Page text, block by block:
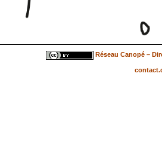
Réseau Canopé –